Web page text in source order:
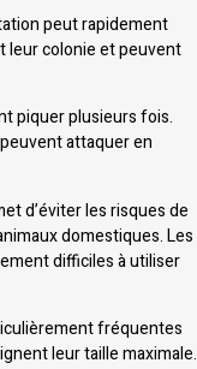
peut rapidement
leur colonie et peuvent
piquer plusieurs fois.
attaquer en
d’éviter les risques de
domestiques. Les
difficiles à utiliser
fréquentes
leur taille maximale.